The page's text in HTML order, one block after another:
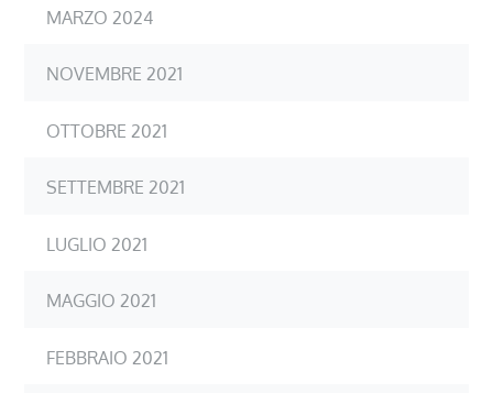
MARZO 2024
NOVEMBRE 2021
OTTOBRE 2021
SETTEMBRE 2021
LUGLIO 2021
MAGGIO 2021
FEBBRAIO 2021